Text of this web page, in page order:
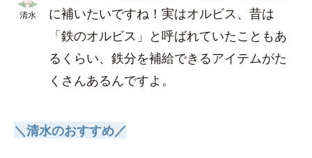
清水
に補いたいですね！実はオルビス、昔は
「鉄のオルビス」と呼ばれていたこともあ
るくらい、鉄分を補給できるアイテムがた
くさんあるんですよ。
＼清水のおすすめ／